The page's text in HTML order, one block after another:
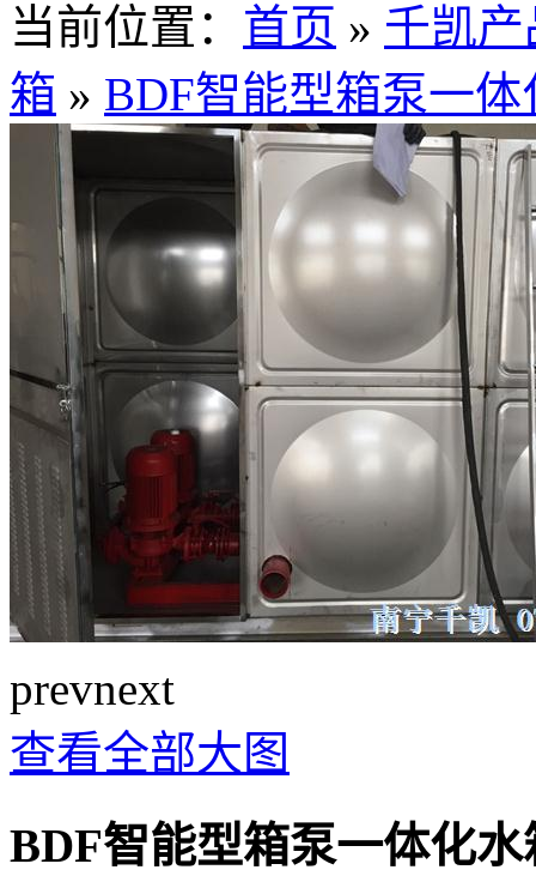
当前位置： 首页 » 千凯
箱 » BDF智能型箱泵一体
prevnext
查看全部大图
BDF智能型箱泵一体化水